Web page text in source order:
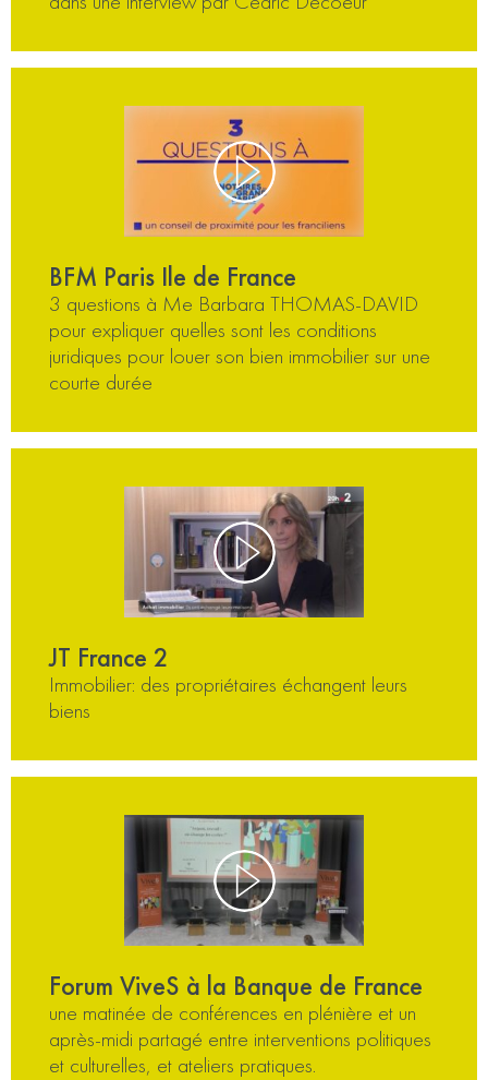
BFM Paris Ile de France
3 questions à Me Barbara THOMAS-DAVID
pour expliquer quelles sont les conditions
juridiques pour louer son bien immobilier sur une
courte durée
JT France 2
Immobilier: des propriétaires échangent leurs
biens
Forum ViveS à la Banque de France
une matinée de conférences en plénière et un
après-midi partagé entre interventions politiques
et culturelles, et ateliers pratiques.